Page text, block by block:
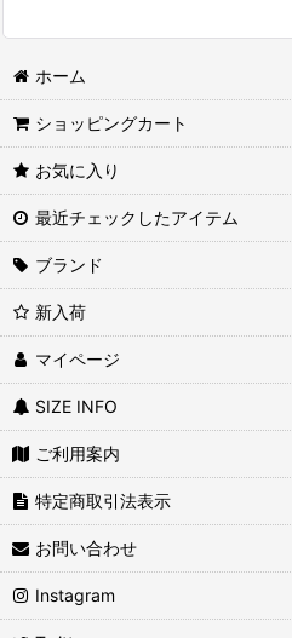
並び順
ホーム
ショッピングカート
お気に入り
最近チェックしたアイテム
ブランド
新入荷
マイページ
SIZE INFO
ご利用案内
特定商取引法表示
お問い合わせ
Instagram